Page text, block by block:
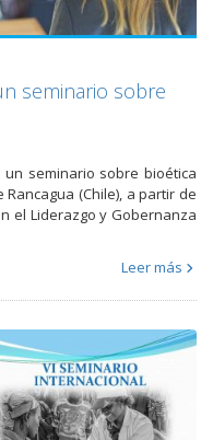
seminario sobre
un seminario sobre bioética
(Chile), a partir de
el Liderazgo y Gobernanza
Leer más